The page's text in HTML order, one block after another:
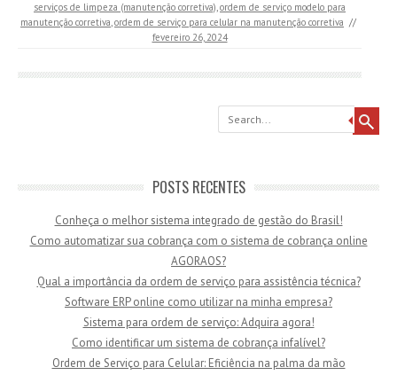
serviços de limpeza (manutenção corretiva),ordem de serviço modelo para
manutenção corretiva,ordem de serviço para celular na manutenção corretiva //
fevereiro 26, 2024
Search
POSTS RECENTES
Conheça o melhor sistema integrado de gestão do Brasil!
Como automatizar sua cobrança com o sistema de cobrança online
AGORAOS?
Qual a importância da ordem de serviço para assistência técnica?
Software ERP online como utilizar na minha empresa?
Sistema para ordem de serviço: Adquira agora!
Como identificar um sistema de cobrança infalível?
Ordem de Serviço para Celular: Eficiência na palma da mão